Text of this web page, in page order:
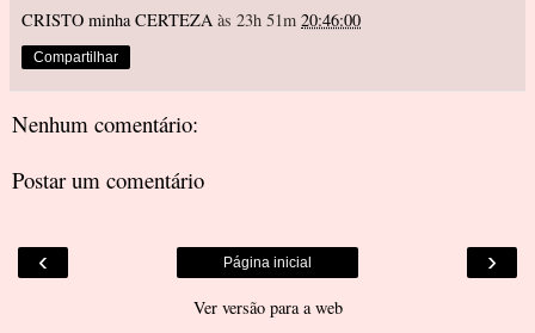
CRISTO minha CERTEZA às 23h 51m 20:46:00
Compartilhar
Nenhum comentário:
Postar um comentário
‹ ›
Página inicial
Ver versão para a web